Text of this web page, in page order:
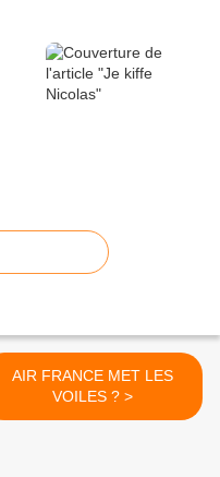
AIR FRANCE MET LES
VOILES ? >